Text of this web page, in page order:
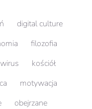
digital culture
filozofia
kościół
motywacja
obejrzane